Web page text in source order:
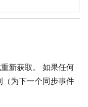
新获取。 如果任何
为下一个同步事件